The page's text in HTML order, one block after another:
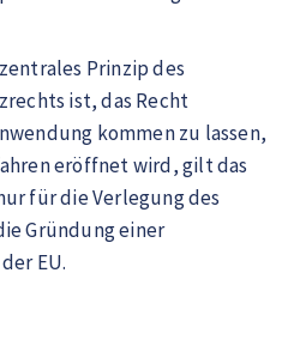
Prinzip des
ist, das Recht
kommen zu lassen,
eröffnet wird, gilt das
für die Verlegung des
Gründung einer
EU.